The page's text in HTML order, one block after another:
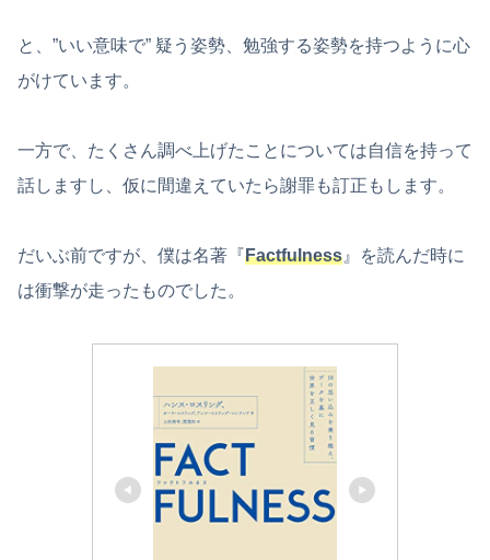
と、”いい意味で” 疑う姿勢、勉強する姿勢を持つように心
がけています。
一方で、たくさん調べ上げたことについては自信を持って
話しますし、仮に間違えていたら謝罪も訂正もします。
だいぶ前ですが、僕は名著『Factfulness 』を読んだ時に
は衝撃が走ったものでした。